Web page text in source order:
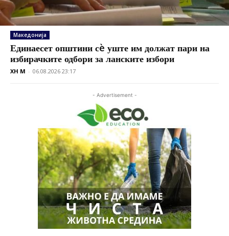
Македонија
Единаесет општини сè уште им должат пари на
избирачките одбори за ланските избори
XH M - 06.08.2026 23:17
- Advertisement -